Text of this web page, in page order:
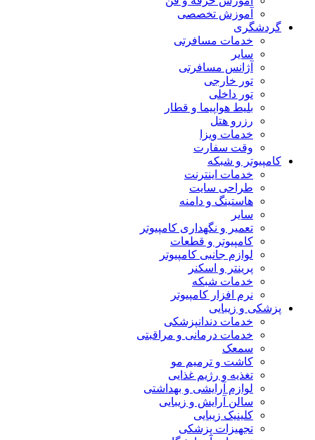
آموزش تخصصی
گردشگری
خدمات مسافرتی
سایر
آژانس مسافرتی
تور خارجی
تور داخلی
بلیط هواپیما و قطار
رزرو هتل
خدمات ویزا
وقت سفارت
کامپیوتر و شبکه
خدمات اینترنت
طراحی سایت
هاستینگ و دامنه
سایر
تعمیر و نگهداری کامپیوتر
کامپیوتر و قطعات
لوازم جانبی کامپیوتر
پرینتر و اسکنر
خدمات شبکه
نرم افزار کامپیوتر
پزشکی و زیبایی
خدمات دندانپزشکی
خدمات درمانی و مراقبتی
سمعک
کاشت و ترمیم مو
تغذیه و رژیم غذایی
لوازم آرایشی و بهداشتی
سالن آرایش و زیبایی
کلینیک زیبایی
تجهیزات پزشکی